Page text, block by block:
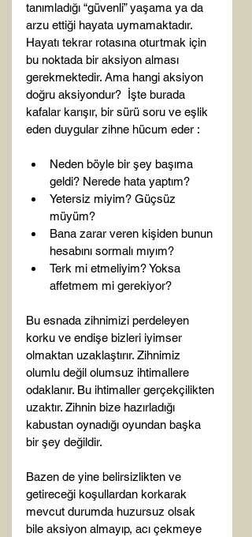
tanımladığı “güvenli” yaşama ya da
arzu ettiği hayata uymamaktadır.
Hayatı tekrar rotasına oturtmak için
bu noktada bir aksiyon alması
gerekmektedir. Ama hangi aksiyon
doğru aksiyondur?  İşte burada
kafalar karışır, bir sürü soru ve eşlik
Neden böyle bir şey başıma
geldi? Nerede hata yaptım?
Yetersiz miyim? Güçsüz
müyüm?
Bana zarar veren kişiden bunun
hesabını sormalı mıyım?
Terk mi etmeliyim? Yoksa
affetmem mi gerekiyor?
Bu esnada zihnimizi perdeleyen
korku ve endişe bizleri iyimser
olmaktan uzaklaştırır. Zihnimiz
olumlu değil olumsuz ihtimallere
odaklanır. Bu ihtimaller gerçekçilikten
uzaktır. Zihnin bize hazırladığı
kabustan oynadığı oyundan başka
bir şey değildir.
Bazen de yine belirsizlikten ve
getireceği koşullardan korkarak
mevcut durumda huzursuz olsak
bile aksiyon almayıp, acı çekmeye